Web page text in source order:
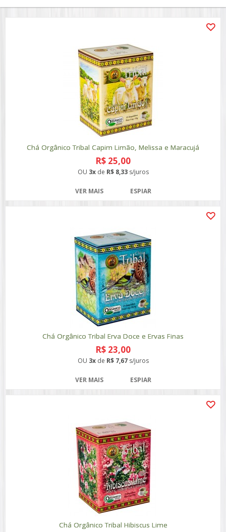
Chá Orgânico Tribal Capim Limão, Melissa e Maracujá
R$ 25,00
OU 3xde R$ 8,33s/juros
VER MAIS ESPIAR
Chá Orgânico Tribal Erva Doce e Ervas Finas
R$ 23,00
OU 3xde R$ 7,67s/juros
VER MAIS ESPIAR
Chá Orgânico Tribal Hibiscus Lime